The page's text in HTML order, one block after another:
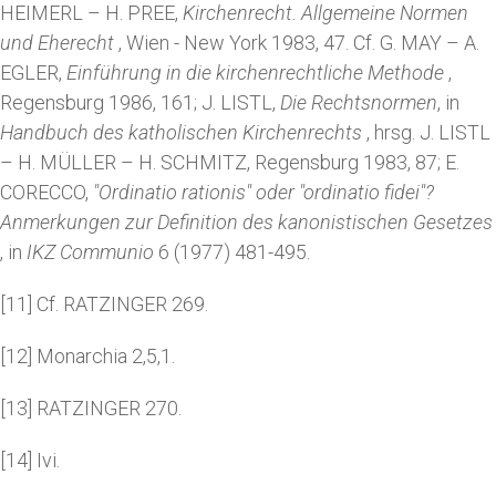
HEIMERL – H. PREE, Kirchenrecht. Allgemeine Normen
und Eherecht , Wien - New York 1983, 47. Cf. G. MAY – A.
EGLER, Einführung in die kirchenrechtliche Methode ,
Regensburg 1986, 161; J. LISTL, Die Rechtsnormen, in
Handbuch des katholischen Kirchenrechts , hrsg. J. LISTL
– H. MÜLLER – H. SCHMITZ, Regensburg 1983, 87; E.
CORECCO, "Ordinatio rationis" oder "ordinatio fidei"?
Anmerkungen zur Definition des kanonistischen Gesetzes
, in IKZ Communio 6 (1977) 481-495.
[11] Cf. RATZINGER 269.
[12] Monarchia 2,5,1.
[13] RATZINGER 270.
[14] Ivi.